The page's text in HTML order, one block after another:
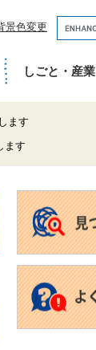
景色変更
ー
ワ
ド
で
が
しごと・産業
ます
ます